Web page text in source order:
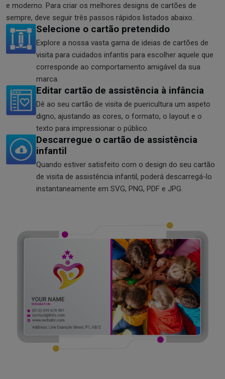
e moderno. Para criar os melhores designs de cartões de
sempre, deve seguir três passos rápidos listados abaixo.
Selecione o cartão pretendido
Explore a nossa vasta gama de ideias de cartões de
visita para cuidados infantis para escolher aquele que
corresponde ao comportamento amigável da sua
marca.
Editar cartão de assistência à infância
Dê ao seu cartão de visita de puericultura um aspeto
digno, ajustando as cores, o formato, o layout e o
texto para impressionar o público.
Descarregue o cartão de assistência
infantil
Quando estiver satisfeito com o design do seu cartão
de visita de assistência infantil, poderá descarregá-lo
instantaneamente em SVG, PNG, PDF e JPG.